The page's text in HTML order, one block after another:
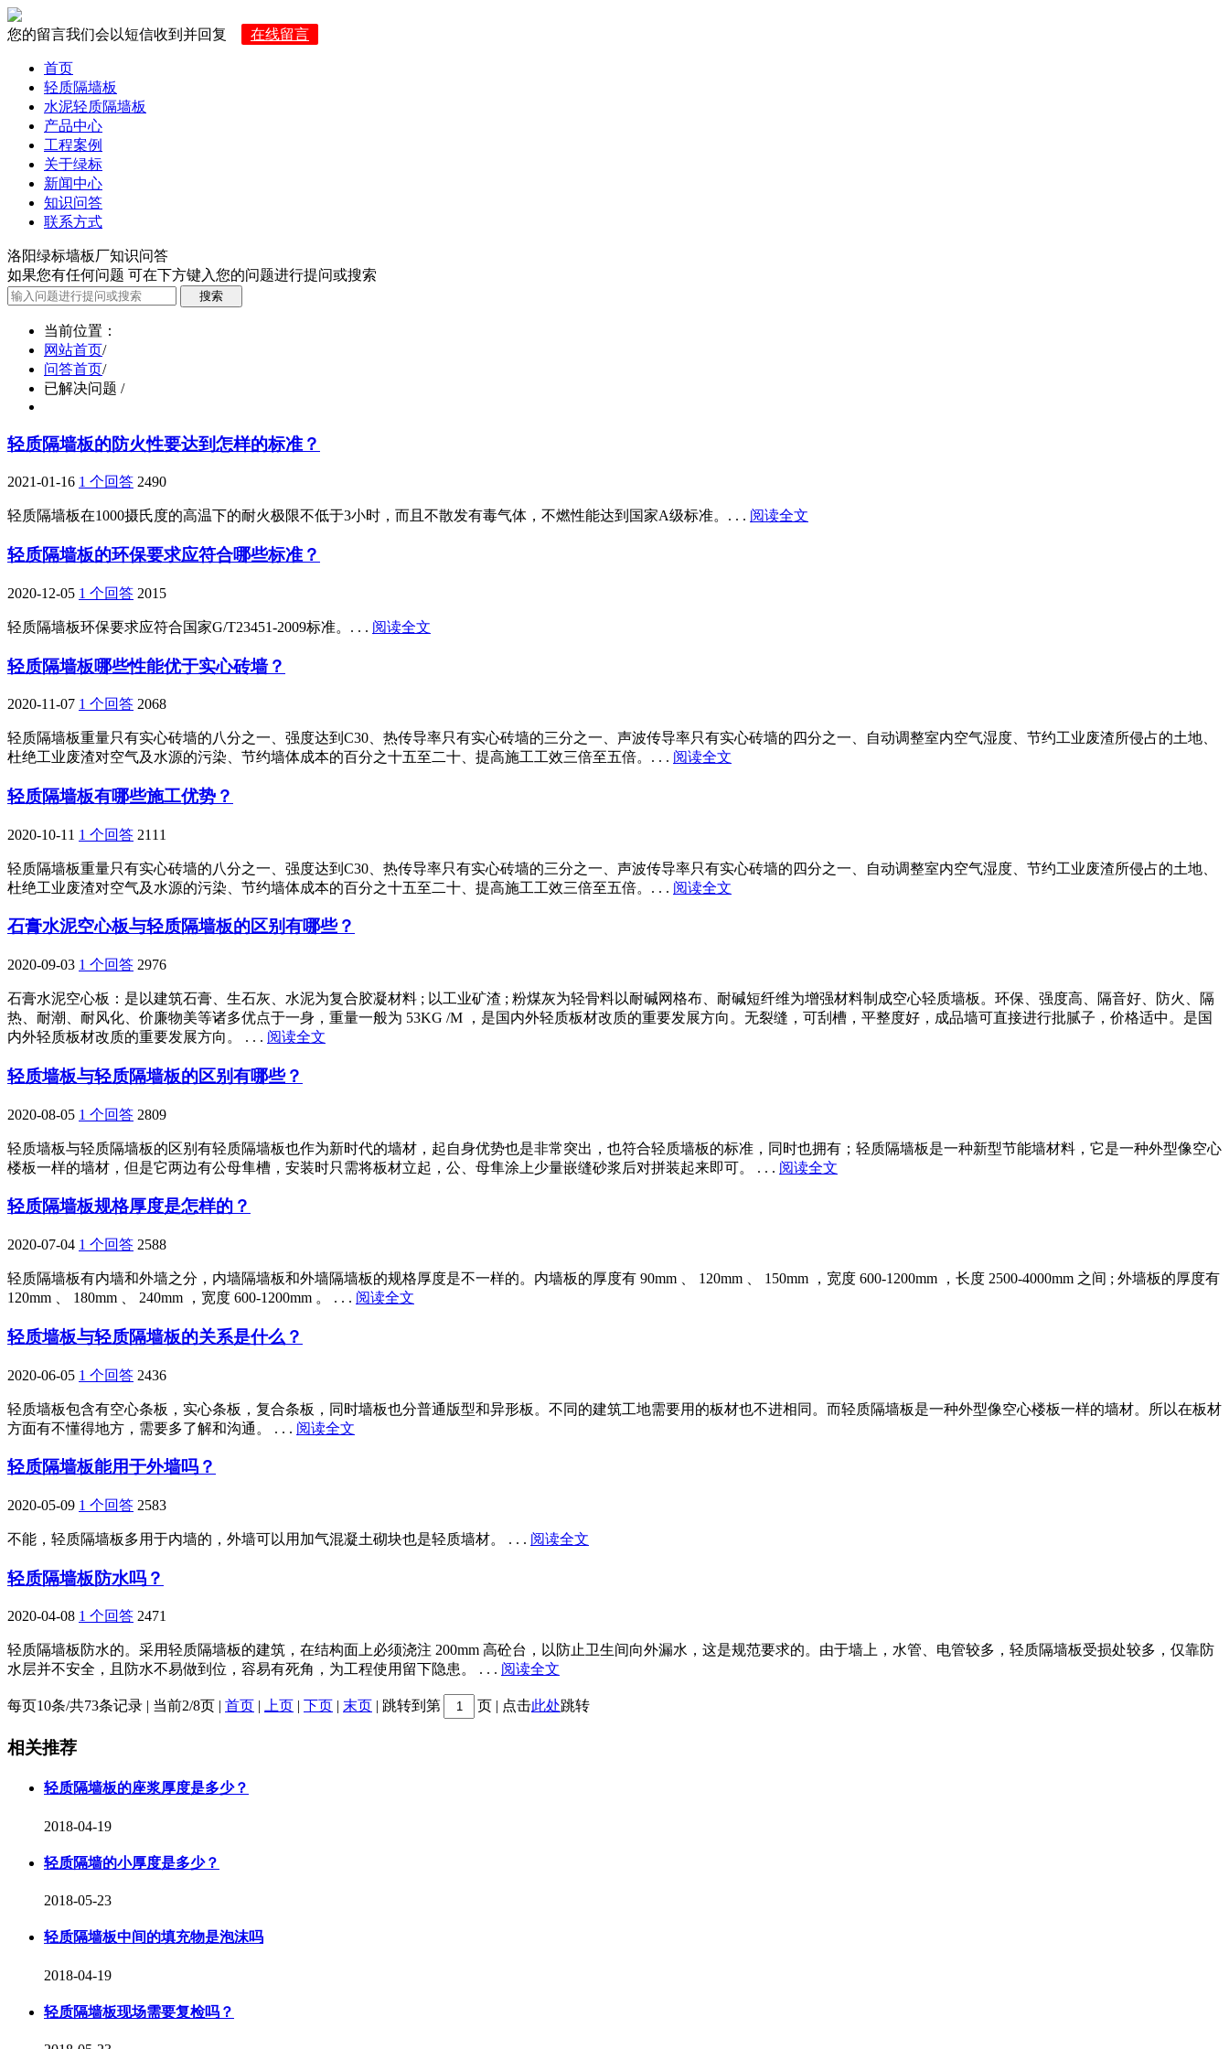
您的留言我们会以短信收到并回复 在线留言
首页
轻质隔墙板
水泥轻质隔墙板
产品中心
工程案例
关于绿标
新闻中心
知识问答
联系方式
洛阳绿标墙板厂知识问答
如果您有任何问题 可在下方键入您的问题进行提问或搜索
当前位置 ：
网站首页/
问答首页/
已解决问题 /
轻质隔墙板的防火性要达到怎样的标准？
2021-01-16 1 个回答 2490
轻质隔墙板在1000摄氏度的高温下的耐火极限不低于3小时，而且不散发有毒气体，不燃性能达到国家A级标准。. . . 阅读全文
轻质隔墙板的环保要求应符合哪些标准？
2020-12-05 1 个回答 2015
轻质隔墙板环保要求应符合国家G/T23451-2009标准。. . . 阅读全文
轻质隔墙板哪些性能优于实心砖墙？
2020-11-07 1 个回答 2068
轻质隔墙板重量只有实心砖墙的八分之一、强度达到C30、热传导率只有实心砖墙的三分之一、声波传导率只有实心砖墙的四分之一、自动调整室内空气湿度、节约工业废渣所侵占的土地、
杜绝工业废渣对空气及水源的污染、节约墙体成本的百分之十五至二十、提高施工工效三倍至五倍。. . . 阅读全文
轻质隔墙板有哪些施工优势？
2020-10-11 1 个回答 2111
轻质隔墙板重量只有实心砖墙的八分之一、强度达到C30、热传导率只有实心砖墙的三分之一、声波传导率只有实心砖墙的四分之一、自动调整室内空气湿度、节约工业废渣所侵占的土地、
杜绝工业废渣对空气及水源的污染、节约墙体成本的百分之十五至二十、提高施工工效三倍至五倍。. . . 阅读全文
石膏水泥空心板与轻质隔墙板的区别有哪些？
2020-09-03 1 个回答 2976
石膏水泥空心板：是以建筑石膏、生石灰、水泥为复合胶凝材料 ; 以工业矿渣 ; 粉煤灰为轻骨料以耐碱网格布、耐碱短纤维为增强材料制成空心轻质墙板。环保、强度高、隔音好、防火、隔
热、耐潮、耐风化、价廉物美等诸多优点于一身，重量一般为 53KG /M ，是国内外轻质板材改质的重要发展方向。无裂缝，可刮槽，平整度好，成品墙可直接进行批腻子，价格适中。是国
内外轻质板材改质的重要发展方向。 . . . 阅读全文
轻质墙板与轻质隔墙板的区别有哪些？
2020-08-05 1 个回答 2809
轻质墙板与轻质隔墙板的区别有轻质隔墙板也作为新时代的墙材，起自身优势也是非常突出，也符合轻质墙板的标准，同时也拥有；轻质隔墙板是一种新型节能墙材料，它是一种外型像空心
楼板一样的墙材，但是它两边有公母隼槽，安装时只需将板材立起，公、母隼涂上少量嵌缝砂浆后对拼装起来即可。 . . . 阅读全文
轻质隔墙板规格厚度是怎样的？
2020-07-04 1 个回答 2588
轻质隔墙板有内墙和外墙之分，内墙隔墙板和外墙隔墙板的规格厚度是不一样的。内墙板的厚度有 90mm 、 120mm 、 150mm ，宽度 600-1200mm ，长度 2500-4000mm 之间 ; 外墙板的厚度有
120mm 、 180mm 、 240mm ，宽度 600-1200mm 。 . . . 阅读全文
轻质墙板与轻质隔墙板的关系是什么？
2020-06-05 1 个回答 2436
轻质墙板包含有空心条板，实心条板，复合条板，同时墙板也分普通版型和异形板。不同的建筑工地需要用的板材也不进相同。而轻质隔墙板是一种外型像空心楼板一样的墙材。所以在板材
方面有不懂得地方，需要多了解和沟通。 . . . 阅读全文
轻质隔墙板能用于外墙吗？
2020-05-09 1 个回答 2583
不能，轻质隔墙板多用于内墙的，外墙可以用加气混凝土砌块也是轻质墙材。 . . . 阅读全文
轻质隔墙板防水吗？
2020-04-08 1 个回答 2471
轻质隔墙板防水的。采用轻质隔墙板的建筑，在结构面上必须浇注 200mm 高砼台，以防止卫生间向外漏水，这是规范要求的。由于墙上，水管、电管较多，轻质隔墙板受损处较多，仅靠防
水层并不安全，且防水不易做到位，容易有死角，为工程使用留下隐患。 . . . 阅读全文
每页10条/共73条记录 | 当前2/8页 | 首页 | 上页 | 下页 | 末页 | 跳转到第 页 | 点击此处跳转
相关推荐
轻质隔墙板的座浆厚度是多少？
2018-04-19
轻质隔墙的小厚度是多少？
2018-05-23
轻质隔墙板中间的填充物是泡沫吗
2018-04-19
轻质隔墙板现场需要复检吗？